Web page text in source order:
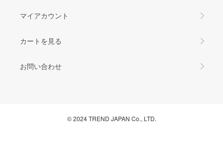
マイアカウント
カートを見る
お問い合わせ
© 2024 TREND JAPAN Co., LTD.